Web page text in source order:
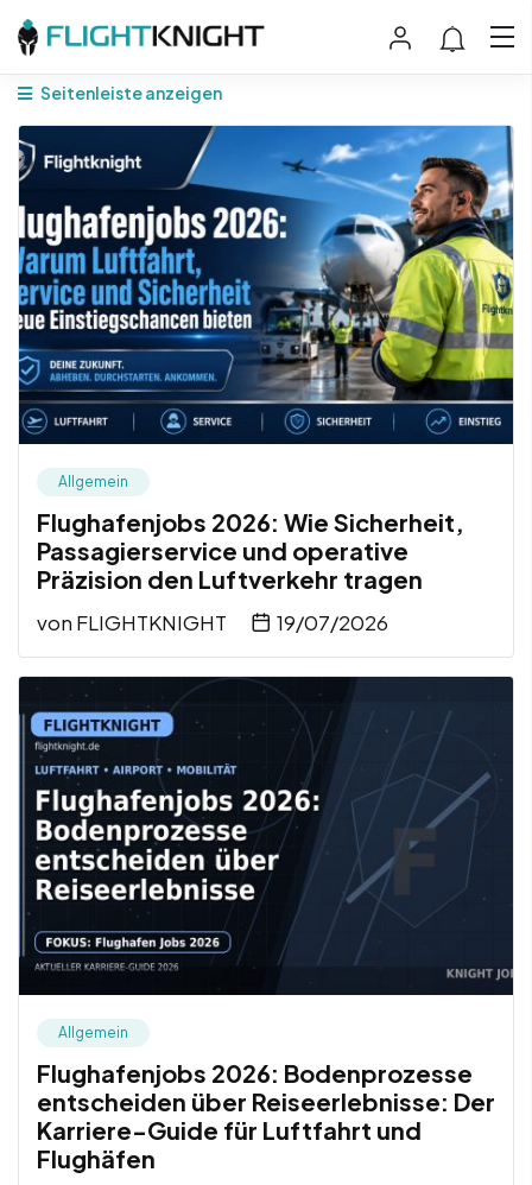
Seitenleiste anzeigen
Allgemein
Flughafenjobs 2026: Wie Sicherheit,
Passagierservice und operative
Präzision den Luftverkehr tragen
von FLIGHTKNIGHT 19/07/2026
Allgemein
Flughafenjobs 2026: Bodenprozesse
entscheiden über Reiseerlebnisse: Der
Karriere-Guide für Luftfahrt und
Flughäfen